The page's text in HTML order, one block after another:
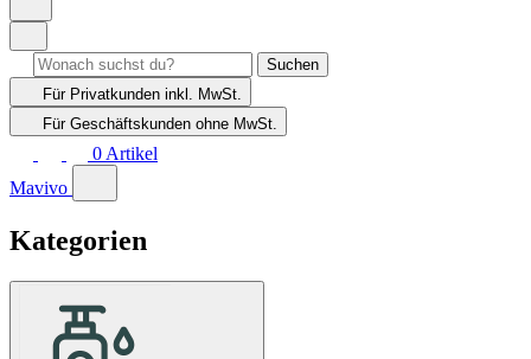
Suchen
Für Privatkunden inkl. MwSt.
Für Geschäftskunden ohne MwSt.
0 Artikel
Mavivo
Kategorien